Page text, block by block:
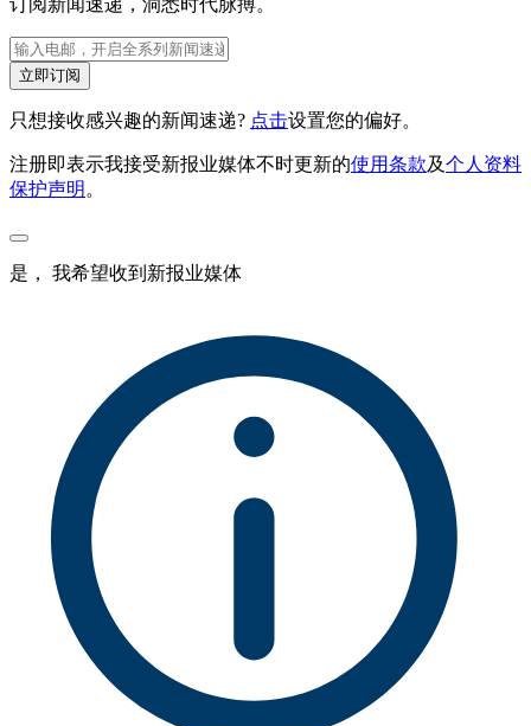
立即订阅
只想接收感兴趣的新闻速递? 点击设置您的偏好。
注册即表示我接受新报业媒体不时更新的使用条款及个人资料
保护声明 。
是， 我希望收到新报业媒体